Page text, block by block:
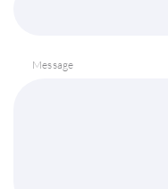
Message